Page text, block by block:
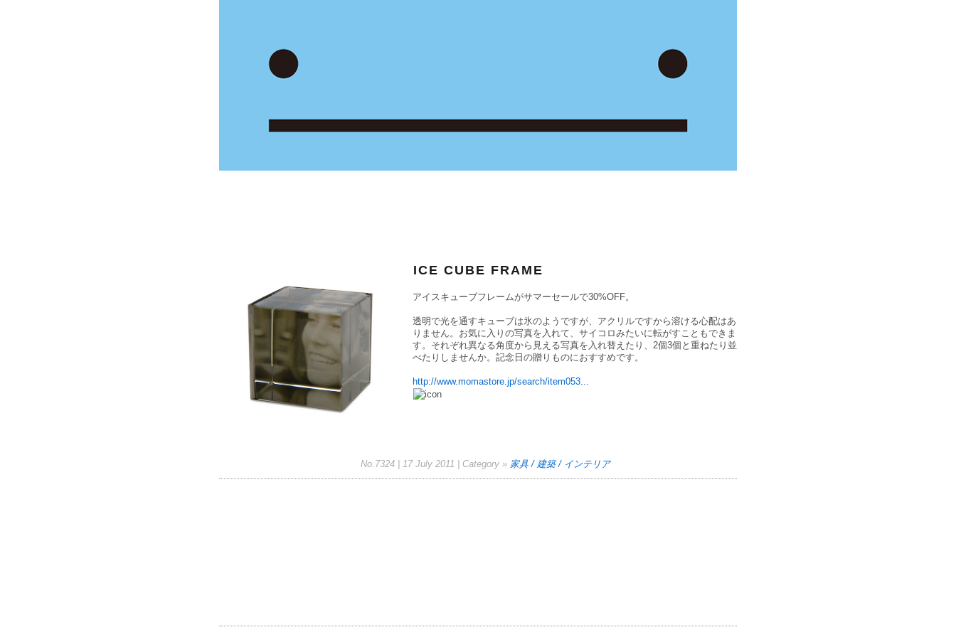
ICE CUBE FRAME
アイスキューブフレームがサマーセールで30%OFF。
透明で光を通すキューブは氷のようですが、アクリルですから溶ける心配はあ
りません。お気に入りの写真を入れて、サイコロみたいに転がすこともできま
す。それぞれ異なる角度から見える写真を入れ替えたり、2個3個と重ねたり並
べたりしませんか。記念日の贈りものにおすすめです。
http://www.momastore.jp/search/item053...
No.7324 | 17 July 2011 | Category » 家具 / 建築 / インテリア